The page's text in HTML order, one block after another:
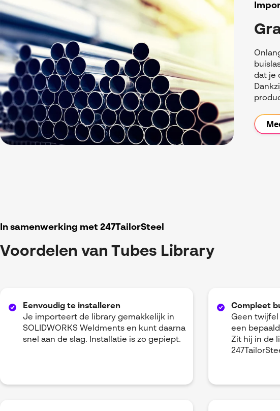
dat je
In samenwerking met 247TailorSteel
Voordelen van Tubes Library
Eenvoudig te installeren
Je importeert de library gemakkelijk in
SOLIDWORKS Weldments en kunt daarna
snel aan de slag. Installatie is zo gepiept.
Compleet
Geen
een
Zit hij in de